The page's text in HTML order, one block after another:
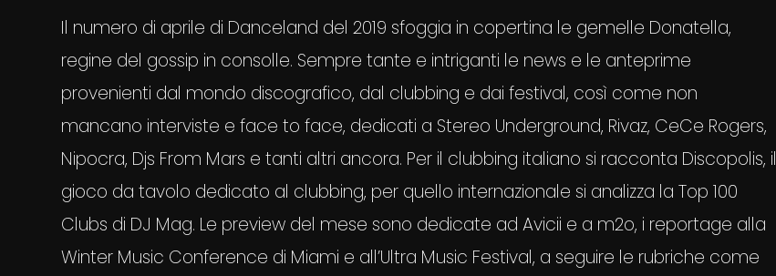
Il numero di aprile di Danceland del 2019 sfoggia in copertina le gemelle Donatella,
regine del gossip in consolle. Sempre tante e intriganti le news e le anteprime
provenienti dal mondo discografico, dal clubbing e dai festival, così come non
mancano interviste e face to face, dedicati a Stereo Underground, Rivaz, CeCe Rogers,
Nipocra, Djs From Mars e tanti altri ancora. Per il clubbing italiano si racconta Discopolis, il
gioco da tavolo dedicato al clubbing, per quello internazionale si analizza la Top 100
Clubs di DJ Mag. Le preview del mese sono dedicate ad Avicii e a m2o, i reportage alla
Winter Music Conference di Miami e all’Ultra Music Festival, a seguire le rubriche come